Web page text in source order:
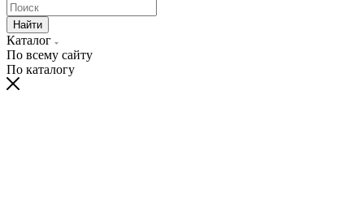
Найти
Каталог
По всему сайту
По каталогу